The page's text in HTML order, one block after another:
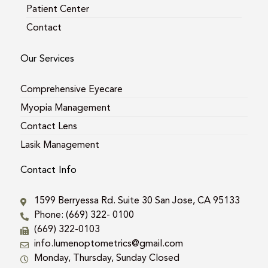
Patient Center
Contact
Our Services
Comprehensive Eyecare
Myopia Management
Contact Lens
Lasik Management
Contact Info
1599 Berryessa Rd. Suite 30 San Jose, CA 95133
Phone: (669) 322- 0100
(669) 322-0103
info.lumenoptometrics@gmail.com
Monday, Thursday, Sunday Closed